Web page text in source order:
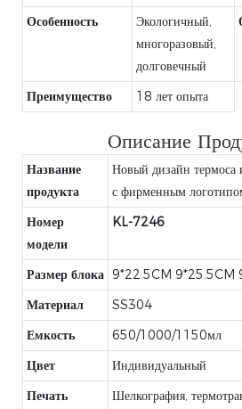
Особенность
Экологичный,
многоразовый,
долговечный
Преимущество 18 лет опыта
Описание
Название
продукта
Новый дизайн термоса
с фирменным
Номер
модели
KL-7246
Размер блока 9*22.5CM 9*25.5CM
Материал
SS304
Емкость
650/1000/1150мл
Цвет
Индивидуальный
Печать
Шелкография,